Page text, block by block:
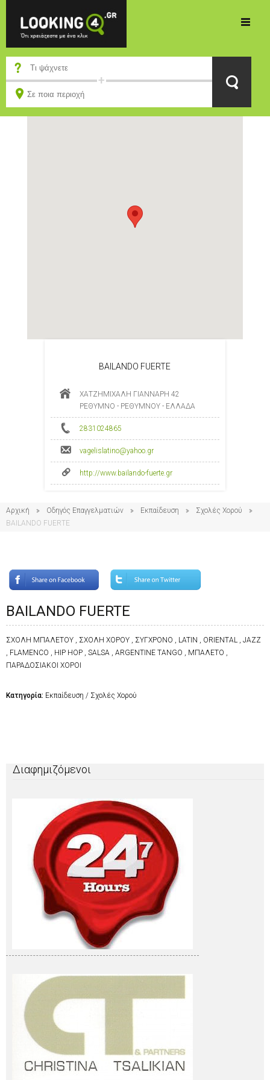
BAILANDO FUERTE
ΧΑΤΖΗΜΙΧΑΛΗ ΓΙΑΝΝΑΡΗ 42
ΡΕΘΥΜΝΟ - ΡΕΘΥΜΝΟΥ - ΕΛΛΑΔΑ
2831024865
vagelislatino@yahoo.gr
http://www.bailando-fuerte.gr
Αρχική Οδηγός Επαγγελματιών Εκπαίδευση
Σχολές Χορού
BAILANDO FUERTE
BAILANDO FUERTE
ΣΧΟΛΗ ΜΠΑΛΕΤΟΥ , ΣΧΟΛΗ ΧΟΡΟΥ , ΣΥΓΧΡΟΝΟ , LATIN , ORIENTAL , JAZZ
, FLAMENCO , HIP HOP , SALSA , ARGENTINE TANGO , ΜΠΑΛΕΤΟ ,
ΠΑΡΑΔΟΣΙΑΚΟΙ ΧΟΡΟΙ
Κατηγορία: Εκπαίδευση / Σχολές Χορού
Διαφημιζόμενοι